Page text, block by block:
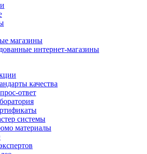
магазины
интернет-магазины
качества
ответ
системы
материалы